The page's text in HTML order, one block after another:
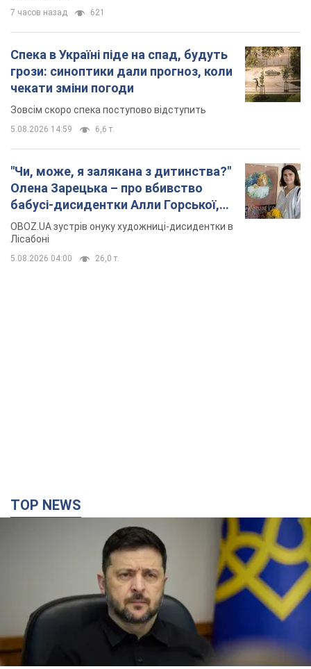
7 часов назад 621
Спека в Україні піде на спад, будуть
грози: синоптики дали прогноз, коли
чекати зміни погоди
Зовсім скоро спека поступово відступить
5.08.2026 14:59 6,6 т.
"Чи, може, я залякана з дитинства?"
Олена Зарецька – про вбивство
бабусі-дисидентки Алли Горської,
критику Дмитра Стуса та втечу в
Португалію з 5 дітьми
OBOZ.UA зустрів онуку художниці-дисидентки в
Лісабоні
5.08.2026 04:00 26,0 т.
TOP NEWS